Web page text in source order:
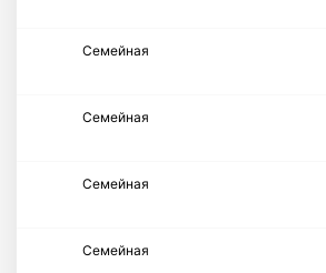
Семейная
Семейная
Семейная
Cемейная